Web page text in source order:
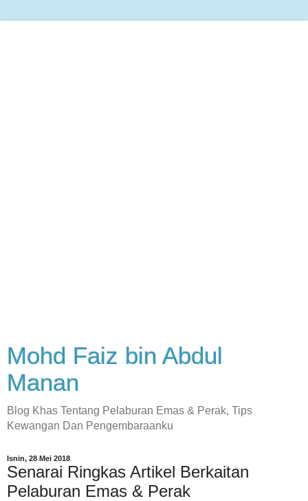
Mohd Faiz bin Abdul
Manan
Blog Khas Tentang Pelaburan Emas & Perak, Tips
Kewangan Dan Pengembaraanku
Isnin, 28 Mei 2018
Senarai Ringkas Artikel Berkaitan
Pelaburan Emas & Perak